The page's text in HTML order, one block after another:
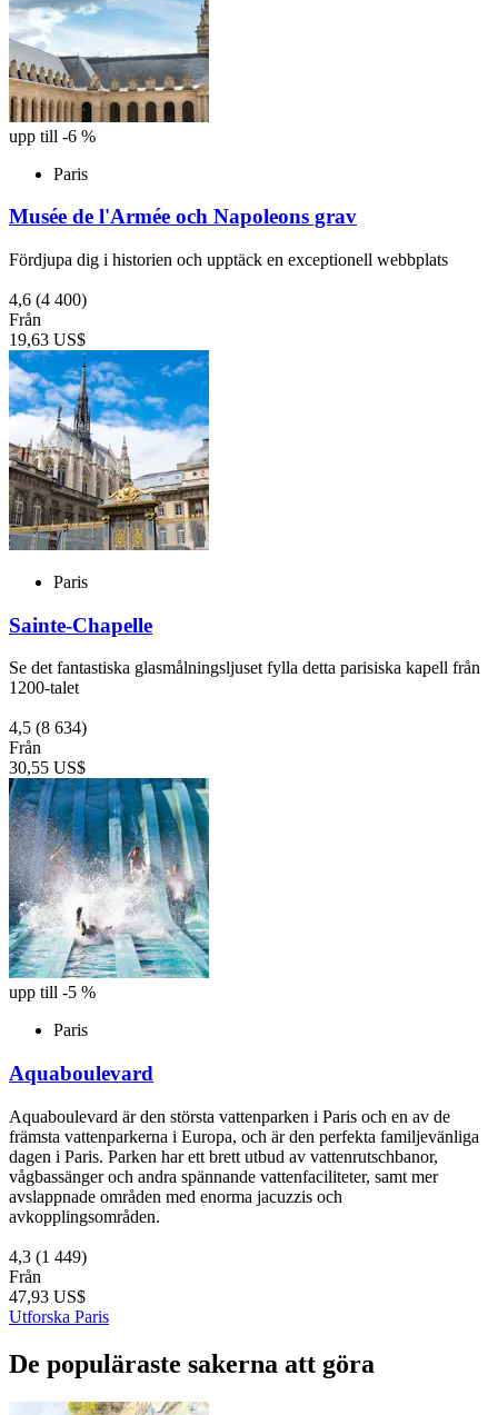
upp till -6 %
Paris
Musée de l'Armée och Napoleons grav
Fördjupa dig i historien och upptäck en exceptionell webbplats
4,6 (4 400)
Från
19,63 US$
Paris
Sainte-Chapelle
Se det fantastiska glasmålningsljuset fylla detta parisiska kapell från
1200-talet
4,5 (8 634)
Från
30,55 US$
upp till -5 %
Paris
Aquaboulevard
Aquaboulevard är den största vattenparken i Paris och en av de
främsta vattenparkerna i Europa, och är den perfekta familjevänliga
dagen i Paris. Parken har ett brett utbud av vattenrutschbanor,
vågbassänger och andra spännande vattenfaciliteter, samt mer
avslappnade områden med enorma jacuzzis och
avkopplingsområden.
4,3 (1 449)
Från
47,93 US$
Utforska Paris
De populäraste sakerna att göra